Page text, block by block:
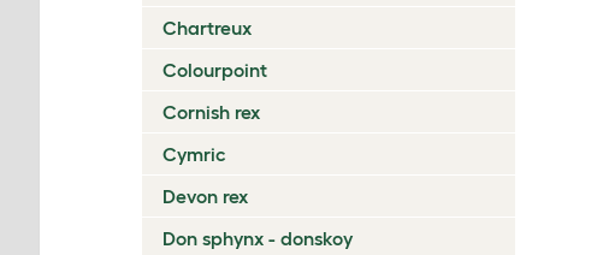
Chartreux
Colourpoint
Cornish rex
Cymric
Devon rex
Don sphynx - donskoy